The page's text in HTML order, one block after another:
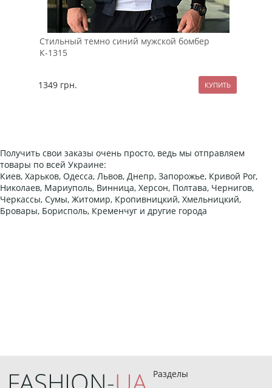
Стильный темно синий мужской бомбер
К-1315
1349 грн.
Получить свои заказы очень просто, ведь мы отправляем
товары по всей Украине:
Киев, Харьков, Одесса, Львов, Днепр, Запорожье, Кривой Рог,
Николаев, Мариуполь, Винница, Херсон, Полтава, Чернигов,
Черкассы, Сумы, Житомир, Кропивницкий, Хмельницкий,
Бровары, Борисполь, Кременчуг и другие города
Разделы